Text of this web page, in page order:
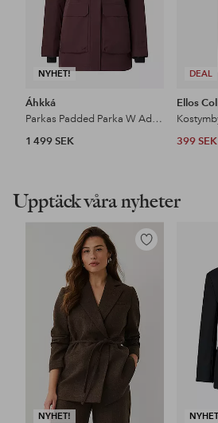
NYHET!
Áhkká
Parkas Padded Parka W Adjustable Waist
1 499 SEK
DEAL
Ellos
399 SEK
Upptäck våra nyheter
NYHET!
Lägg
favoriter